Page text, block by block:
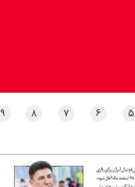
۵ ۶ ۷ ۸ ۹